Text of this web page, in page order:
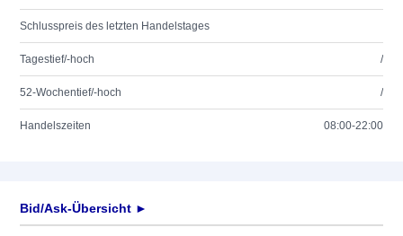
Schlusspreis des letzten Handelstages
Tagestief/-hoch /
52-Wochentief/-hoch /
Handelszeiten 08:00-22:00
Bid/Ask-Übersicht ►